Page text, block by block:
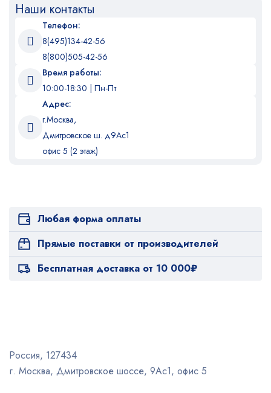
Наши контакты
Телефон:
8(495)134-42-56
8(800)505-42-56
Время работы:
10:00-18:30 | Пн-Пт
Адрес:
г.Москва,
Дмитровское ш. д9Ас1
офис 5 (2 этаж)
Любая форма оплаты
Прямые поставки от производителей
Бесплатная доставка от 10 000₽
Россия, 127434
г. Москва, Дмитровское шоссе, 9Ас1, офис 5